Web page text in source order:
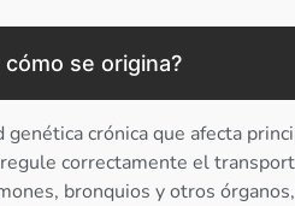
se origina?
crónica que afecta
correctamente el
bronquios y otros